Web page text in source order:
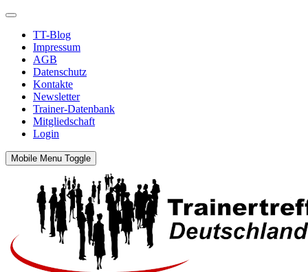
TT-Blog
Impressum
AGB
Datenschutz
Kontakte
Newsletter
Trainer-Datenbank
Mitgliedschaft
Login
Mobile Menu Toggle